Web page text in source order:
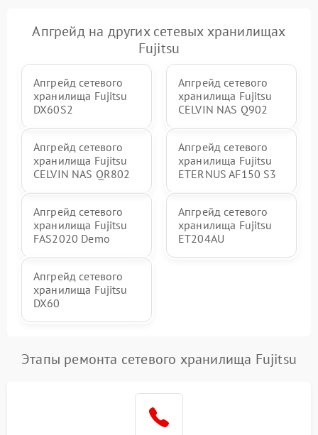
Апгрейд на других сетевых хранилищах
Fujitsu
Апгрейд сетевого
хранилища Fujitsu
DX60S2
Апгрейд сетевого
хранилища Fujitsu
CELVIN NAS Q902
Апгрейд сетевого
хранилища Fujitsu
CELVIN NAS QR802
Апгрейд сетевого
хранилища Fujitsu
ETERNUS AF150 S3
Апгрейд сетевого
хранилища Fujitsu
FAS2020 Demo
Апгрейд сетевого
хранилища Fujitsu
ET204AU
Апгрейд сетевого
хранилища Fujitsu
DX60
Этапы ремонта сетевого хранилища Fujitsu